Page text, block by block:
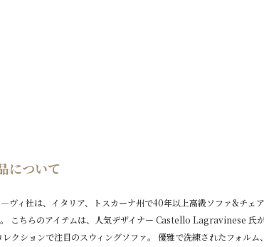
について
―ヴィ社は、イタリア、トスカーナ州で40年以上高級ソファ&チェ
こちらのアイテムは、人気デザイナー Castello Lagravinese 氏
レクションで注目のスウィングソファ。 優雅で洗練されたフォルム